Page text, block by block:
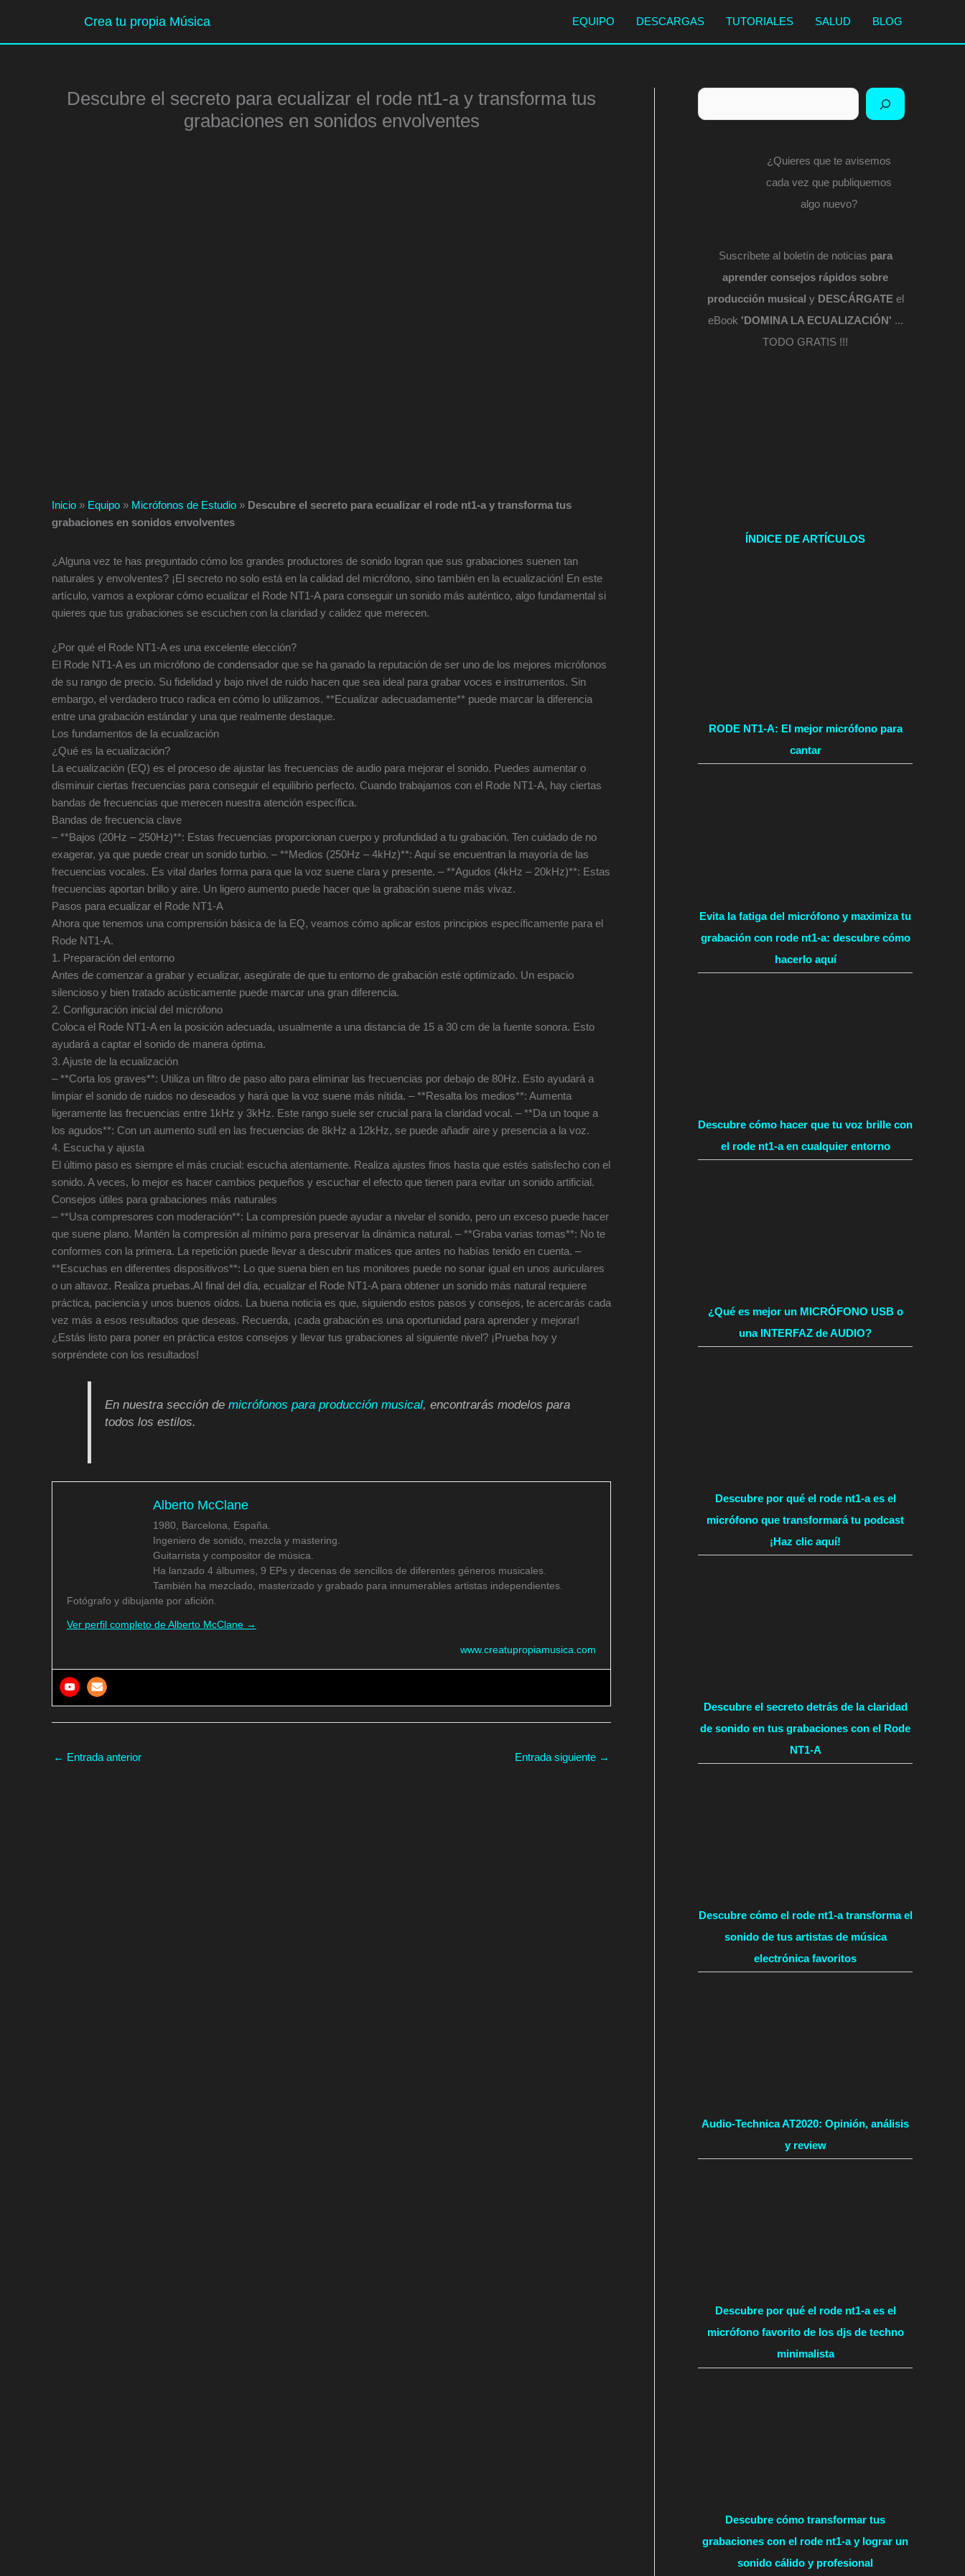
contenido
Crea tu propia Música EQUIPO DESCARGAS TUTORIALES SALUD BLOG
Descubre el secreto para ecualizar el rode nt1-a y transforma tus
grabaciones en sonidos envolventes
Inicio » Equipo » Micrófonos de Estudio » Descubre el secreto para ecualizar el rode nt1-a y transforma tus
grabaciones en sonidos envolventes
¿Alguna vez te has preguntado cómo los grandes productores de sonido logran que sus grabaciones suenen tan
naturales y envolventes? ¡El secreto no solo está en la calidad del micrófono, sino también en la ecualización! En este
artículo, vamos a explorar cómo ecualizar el Rode NT1-A para conseguir un sonido más auténtico, algo fundamental si
quieres que tus grabaciones se escuchen con la claridad y calidez que merecen.
¿Por qué el Rode NT1-A es una excelente elección?
El Rode NT1-A es un micrófono de condensador que se ha ganado la reputación de ser uno de los mejores micrófonos
de su rango de precio. Su fidelidad y bajo nivel de ruido hacen que sea ideal para grabar voces e instrumentos. Sin
embargo, el verdadero truco radica en cómo lo utilizamos. **Ecualizar adecuadamente** puede marcar la diferencia
entre una grabación estándar y una que realmente destaque.
Los fundamentos de la ecualización
¿Qué es la ecualización?
La ecualización (EQ) es el proceso de ajustar las frecuencias de audio para mejorar el sonido. Puedes aumentar o
disminuir ciertas frecuencias para conseguir el equilibrio perfecto. Cuando trabajamos con el Rode NT1-A, hay ciertas
bandas de frecuencias que merecen nuestra atención específica.
Bandas de frecuencia clave
– **Bajos (20Hz – 250Hz)**: Estas frecuencias proporcionan cuerpo y profundidad a tu grabación. Ten cuidado de no
exagerar, ya que puede crear un sonido turbio. – **Medios (250Hz – 4kHz)**: Aquí se encuentran la mayoría de las
frecuencias vocales. Es vital darles forma para que la voz suene clara y presente. – **Agudos (4kHz – 20kHz)**: Estas
frecuencias aportan brillo y aire. Un ligero aumento puede hacer que la grabación suene más vivaz.
Pasos para ecualizar el Rode NT1-A
Ahora que tenemos una comprensión básica de la EQ, veamos cómo aplicar estos principios específicamente para el
Rode NT1-A.
1. Preparación del entorno
Antes de comenzar a grabar y ecualizar, asegúrate de que tu entorno de grabación esté optimizado. Un espacio
silencioso y bien tratado acústicamente puede marcar una gran diferencia.
2. Configuración inicial del micrófono
Coloca el Rode NT1-A en la posición adecuada, usualmente a una distancia de 15 a 30 cm de la fuente sonora. Esto
ayudará a captar el sonido de manera óptima.
3. Ajuste de la ecualización
– **Corta los graves**: Utiliza un filtro de paso alto para eliminar las frecuencias por debajo de 80Hz. Esto ayudará a
limpiar el sonido de ruidos no deseados y hará que la voz suene más nítida. – **Resalta los medios**: Aumenta
ligeramente las frecuencias entre 1kHz y 3kHz. Este rango suele ser crucial para la claridad vocal. – **Da un toque a
los agudos**: Con un aumento sutil en las frecuencias de 8kHz a 12kHz, se puede añadir aire y presencia a la voz.
4. Escucha y ajusta
El último paso es siempre el más crucial: escucha atentamente. Realiza ajustes finos hasta que estés satisfecho con el
sonido. A veces, lo mejor es hacer cambios pequeños y escuchar el efecto que tienen para evitar un sonido artificial.
Consejos útiles para grabaciones más naturales
– **Usa compresores con moderación**: La compresión puede ayudar a nivelar el sonido, pero un exceso puede hacer
que suene plano. Mantén la compresión al mínimo para preservar la dinámica natural. – **Graba varias tomas**: No te
conformes con la primera. La repetición puede llevar a descubrir matices que antes no habías tenido en cuenta. –
**Escuchas en diferentes dispositivos**: Lo que suena bien en tus monitores puede no sonar igual en unos auriculares
o un altavoz. Realiza pruebas.Al final del día, ecualizar el Rode NT1-A para obtener un sonido más natural requiere
práctica, paciencia y unos buenos oídos. La buena noticia es que, siguiendo estos pasos y consejos, te acercarás cada
vez más a esos resultados que deseas. Recuerda, ¡cada grabación es una oportunidad para aprender y mejorar!
¿Estás listo para poner en práctica estos consejos y llevar tus grabaciones al siguiente nivel? ¡Prueba hoy y
sorpréndete con los resultados!
En nuestra sección demicrófonos para producción musical, encontrarás modelos para
todos los estilos.
Alberto McClane
1980, Barcelona, España.
Ingeniero de sonido, mezcla y mastering.
Guitarrista y compositor de música.
Ha lanzado 4 álbumes, 9 EPs y decenas de sencillos de diferentes géneros musicales.
También ha mezclado, masterizado y grabado para innumerables artistas independientes.
Fotógrafo y dibujante por afición.
Ver perfil completo de Alberto McClane →
www.creatupropiamusica.com
← Entrada anterior Entrada siguiente →
Buscar
¿Quieres que te avisemos
cada vez que publiquemos
algo nuevo?
Suscríbete al boletín de noticias para
aprender consejos rápidos sobre
producción musical y DESCÁRGATEel
eBook 'DOMINA LA ECUALIZACIÓN' ...
TODO GRATIS !!!
ÍNDICE DE ARTÍCULOS
RODE NT1-A: El mejor micrófono para
cantar
Evita la fatiga del micrófono y maximiza tu
grabación con rode nt1-a: descubre cómo
hacerlo aquí
Descubre cómo hacer que tu voz brille con
el rode nt1-a en cualquier entorno
¿Qué es mejor un MICRÓFONO USB o
una INTERFAZ de AUDIO?
Descubre por qué el rode nt1-a es el
micrófono que transformará tu podcast
¡Haz clic aquí!
Descubre el secreto detrás de la claridad
de sonido en tus grabaciones con el Rode
NT1-A
Descubre cómo el rode nt1-a transforma el
sonido de tus artistas de música
electrónica favoritos
Audio-Technica AT2020: Opinión, análisis
y review
Descubre por qué el rode nt1-a es el
micrófono favorito de los djs de techno
minimalista
Descubre cómo transformar tus
grabaciones con el rode nt1-a y lograr un
sonido cálido y profesional